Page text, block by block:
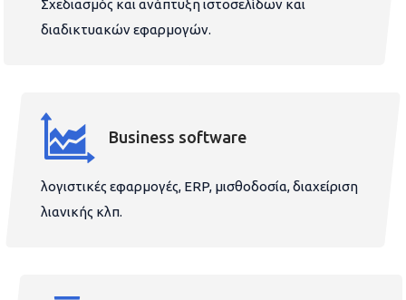
Σχεδιασμός και ανάπτυξη ιστοσελίδων και
διαδικτυακών εφαρμογών.
Business software
λογιστικές εφαρμογές, ERP, μισθοδοσία, διαχείριση
λιανικής κλπ.